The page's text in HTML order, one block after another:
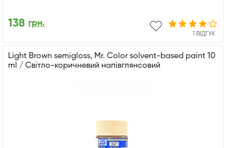
1 ВІДГУК
138 грн.
Light Brown semigloss, Mr. Color solvent-based paint 10
ml / Світло-коричневий напівглянсовий